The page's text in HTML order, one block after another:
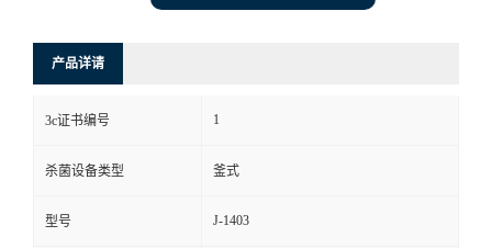
产品详请
3c证书编号 1
杀菌设备类型 釜式
型号 J-1403